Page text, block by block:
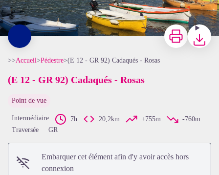
Voir l'image en plein écran
Imprimer
>>Accueil>Pédestre>(E 12 - GR 92) Cadaqués - Rosas
(E 12 - GR 92) Cadaqués - Rosas
Point de vue
Intermédiaire 7h 20,2km +755m
-760m
Traversée
GR
Embarquer cet élément afin d'y avoir accès hors
connexion